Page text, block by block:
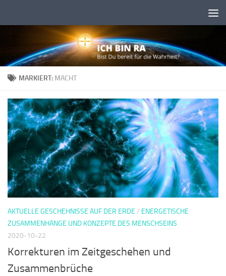
MARKIERT: MACHT
AKTUELLE GESCHEHNISSE AUF DER ERDE / ENERGETISCHE
ZUSAMMENHÄNGE UND KONZEPTE DES MENSCHSEINS
2020-10-22
Korrekturen im Zeitgeschehen und
Zusammenbrüche